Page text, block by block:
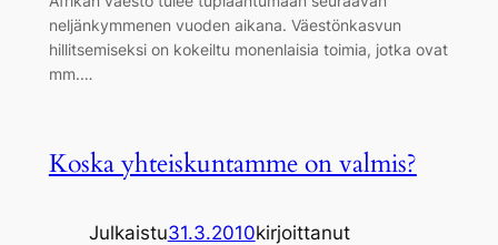
neljänkymmenen vuoden aikana. Väestönkasvun
hillitsemiseksi on kokeiltu monenlaisia toimia, jotka ovat
mm.…
Koska yhteiskuntamme on valmis?
Julkaistu31.3.2010kirjoittanut